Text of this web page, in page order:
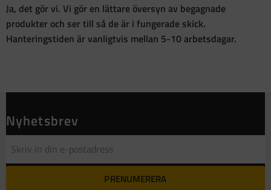
Ja, det gör vi. Vi gör en lättare översyn av begagnade
produkter och ser till så de är i fungerade skick.
Hanteringstiden är vanligtvis mellan 5-10 arbetsdagar.
Nyhetsbrev
PRENUMERERA